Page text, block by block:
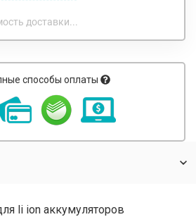
доставки...
способы оплаты
li ion аккумуляторов